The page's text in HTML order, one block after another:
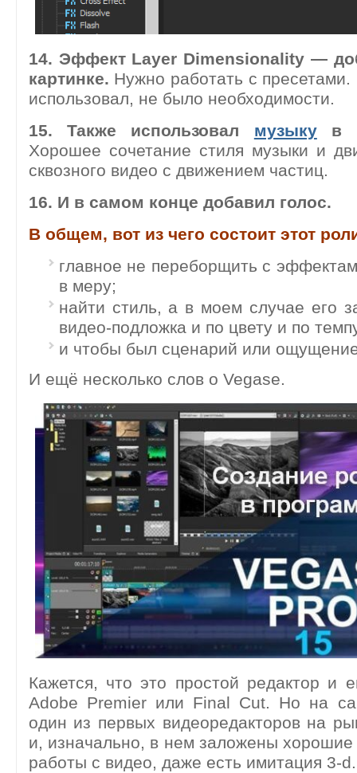
14. Эффект Layer Dimensionality —
картинке. Нужно работать с
использовал, не было необходимости.
15. Также использовал музыкув
Хорошее сочетание стиля музыки и
сквозного видео с движением частиц.
16. И в самом конце добавил голос.
В общем, вот из чего состоит этот
главное не переборщить с
в меру;
найти стиль, а в моем случае его
видео-подложка и по цвету и по
и чтобы был сценарий или
И ещё несколько слов о Vegase.
Кажется, что это простой редактор и
Adobe Premier или Final Cut. Но на
один из первых видеоредакторов на
и, изначально, в нем заложены
работы с видео, даже есть имитация 3-d.